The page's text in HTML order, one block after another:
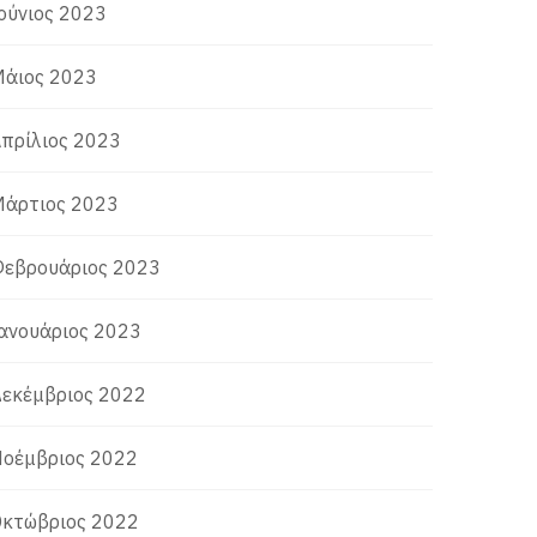
2023
2023
2023
2023
2023
2023
2022
2022
2022